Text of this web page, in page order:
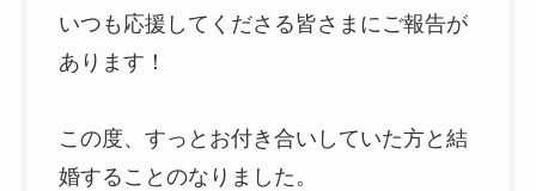
いつも応援してくださる皆さまにご報告が
あります！
この度、すっとお付き合いしていた方と結
婚することのなりました。